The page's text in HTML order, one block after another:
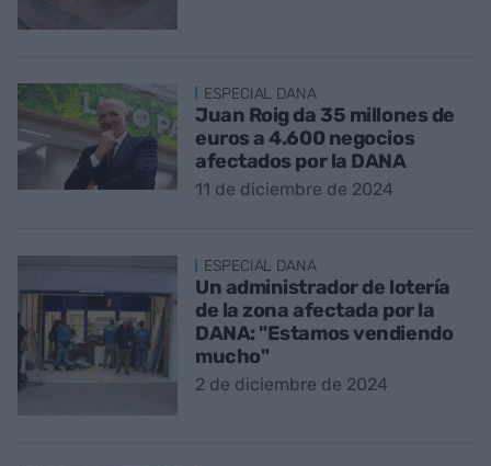
ESPECIAL DANA
Juan Roig da 35 millones de
euros a 4.600 negocios
afectados por la DANA
11 de diciembre de 2024
ESPECIAL DANA
Un administrador de lotería
de la zona afectada por la
DANA: "Estamos vendiendo
mucho"
2 de diciembre de 2024